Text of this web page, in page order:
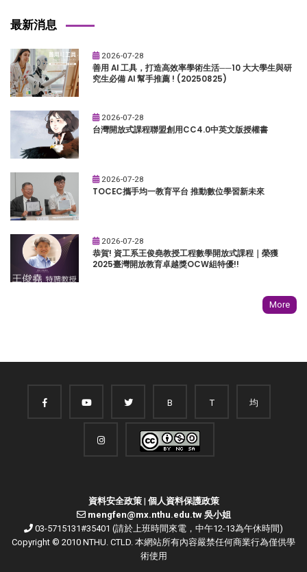
最新消息
2026-07-28
善用 AI 工具，打造高效率學術生活──10 大大學生與研
究生必備 AI 幫手推薦 ! (20250825)
2026-07-28
台灣開放式課程聯盟創用CC4.0中英文版授權書
2026-07-28
TOCEC攜手均一教育平台 推動數位學習新未來
2026-07-28
恭賀! 資工系王俊堯教授工程數學開放式課程｜榮獲
2025臺灣開放教育卓越獎OCW組特優!!
More
B T 均
資料安全政策| 個人資料保護政策
mengfen@mx.nthu.edu.tw 吳小姐
03-5715131#35401 (請於上班時間來電，中午12-13為午休時間)
Copyright © 2010 NTHU. CTLD. 本網站所有內容嚴禁任何商業行為僅供學
術使用